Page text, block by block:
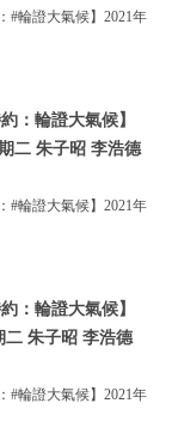
#輪證大氣候】2021年
：輪證大氣候】
二 朱子昭 李浩德
#輪證大氣候】2021年
：輪證大氣候】
二 朱子昭 李浩德
#輪證大氣候】2021年